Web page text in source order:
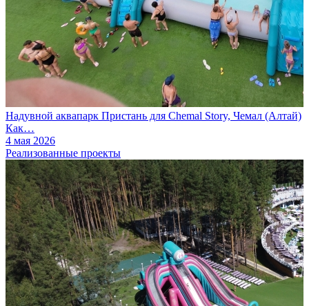
Надувной аквапарк Пристань для Chemal Story, Чемал (Алтай)
Как…
4 мая 2026
Реализованные проекты